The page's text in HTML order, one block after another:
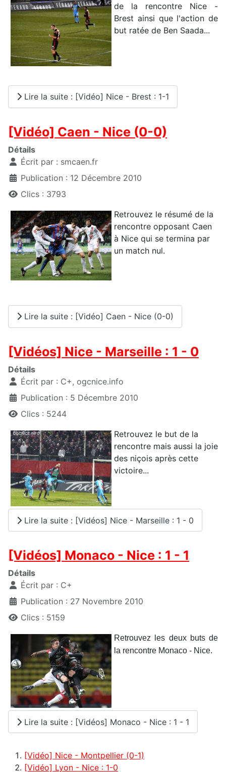
de la rencontre Nice -
Brest ainsi que l'action de
but ratée de Ben Saada...
Lire la suite : [Vidéo] Nice - Brest : 1-1
[Vidéo] Caen - Nice (0-0)
Détails
Écrit par : smcaen.fr
Publication : 12 Décembre 2010
Clics : 3793
Retrouvez le résumé de la
rencontre opposant Caen
à Nice qui se termina par
un match nul.
Lire la suite : [Vidéo] Caen - Nice (0-0)
[Vidéos] Nice - Marseille : 1 - 0
Détails
Écrit par : C+, ogcnice.info
Publication : 5 Décembre 2010
Clics : 5244
Retrouvez le but de la
rencontre mais aussi la joie
des niçois après cette
victoire...
Lire la suite : [Vidéos] Nice - Marseille : 1 - 0
[Vidéos] Monaco - Nice : 1 - 1
Détails
Écrit par : C+
Publication : 27 Novembre 2010
Clics : 5159
Retrouvez les deux buts de
la rencontre Monaco - Nice.
Lire la suite : [Vidéos] Monaco - Nice : 1 - 1
[Vidéo] Nice - Montpellier (0-1)
[Vidéo] Lyon - Nice : 1-0